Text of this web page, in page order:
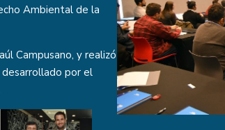
Ambiental de la
Campusano, y realizó
por el